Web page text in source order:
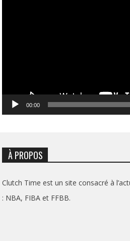
00:00
À PROPOS
Clutch Time est un site consacré à
: NBA, FIBA et FFBB.